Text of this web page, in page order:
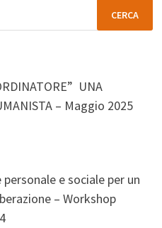
UNA
– Maggio 2025
e sociale per un
– Workshop